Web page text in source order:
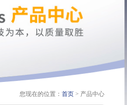
您现在的位置： 首页 > 产品中心